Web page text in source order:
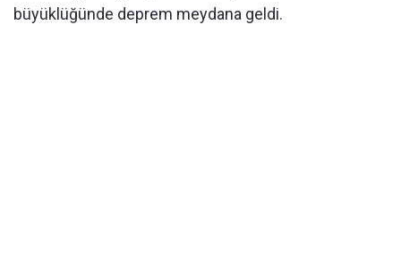
büyüklüğünde deprem meydana geldi.